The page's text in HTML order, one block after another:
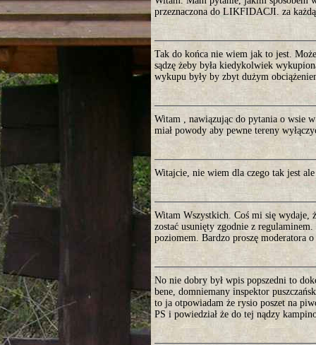
przeznaczona do LIKFIDACJI. za
Tak do końca nie wiem jak to jest.
sądzę żeby była kiedykolwiek
wykupu były by zbyt dużym
Witam , nawiązując do pytania o wsie
miał powody aby pewne tereny
Witajcie, nie wiem dla czego tak jest
Witam Wszystkich. Coś mi się wydaje,
zostać usunięty zgodnie z
poziomem. Bardzo proszę moderatora
No nie dobry był wpis popszedni to
bene, domniemany inspektor
to ja otpowiadam że rysio poszet na
PS i powiedział że do tej nądzy